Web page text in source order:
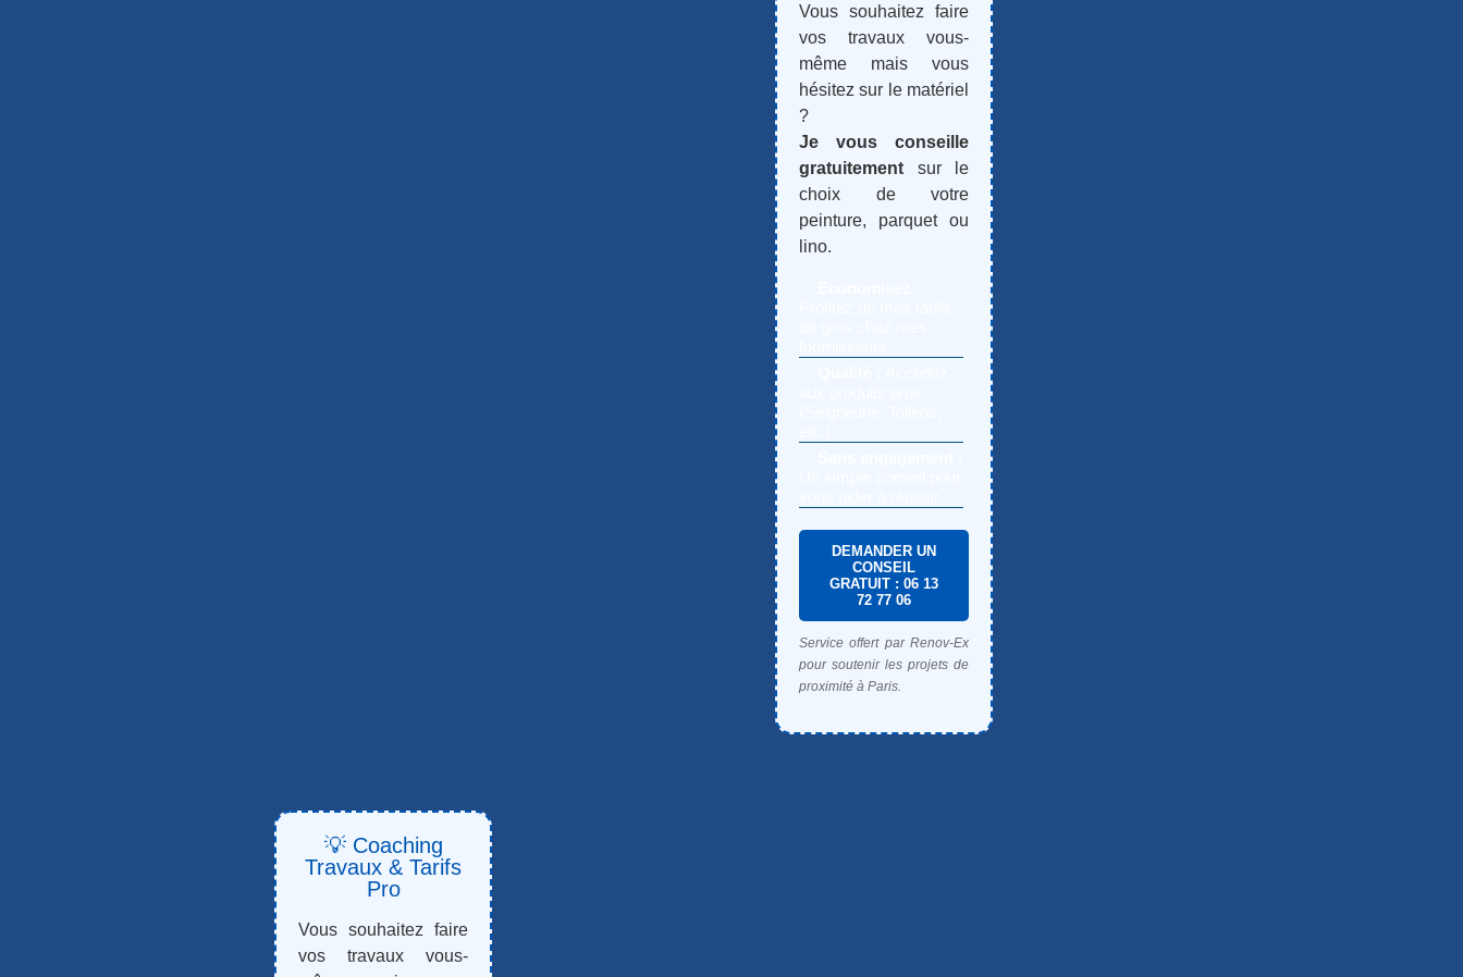
Vous souhaitez faire
vos travaux vous-
même mais vous
hésitez sur le matériel
?
Je vous conseille
gratuitement sur le
choix de votre
peinture, parquet ou
lino.
DEMANDER UN
CONSEIL
GRATUIT : 06 13
72 77 06
Service offert par Renov-Ex
pour soutenir les projets de
proximité à Paris.
💡 Coaching
Travaux & Tarifs
Pro
Vous souhaitez faire
vos travaux vous-